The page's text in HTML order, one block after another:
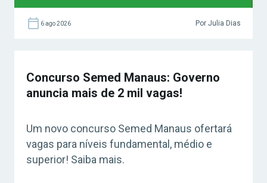
6 ago 2026 Por Julia Dias
Concurso Semed Manaus: Governo
anuncia mais de 2 mil vagas!
Um novo concurso Semed Manaus ofertará
vagas para níveis fundamental, médio e
superior! Saiba mais.